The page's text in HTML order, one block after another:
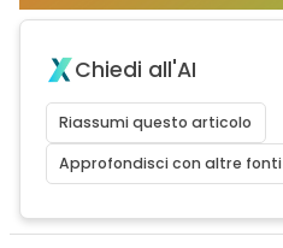
Chiedi all'AI
Riassumi questo articolo
Approfondisci con altre fonti